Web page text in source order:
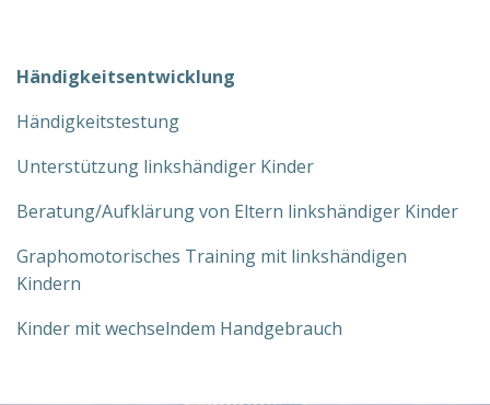
Händigkeitsentwicklung
Händigkeitstestung
Unterstützung linkshändiger Kinder
Beratung/Aufklärung von Eltern linkshändiger Kinder
Graphomotorisches Training mit linkshändigen
Kindern
Kinder mit wechselndem Handgebrauch